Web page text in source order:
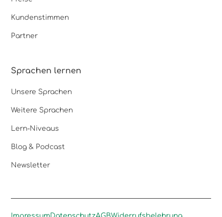
Kundenstimmen
Partner
Sprachen lernen
Unsere Sprachen
Weitere Sprachen
Lern-Niveaus
Blog & Podcast
Newsletter